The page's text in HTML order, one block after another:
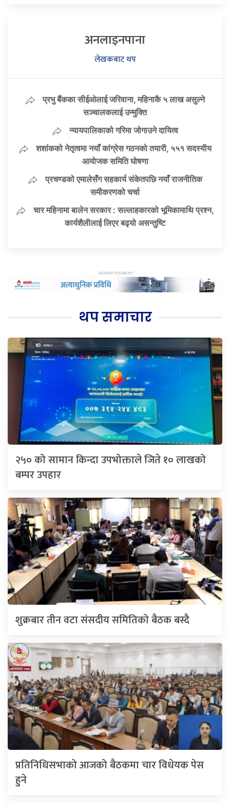
अनलाइनपाना
लेखकबाट थप
प्रभु बैंकका सीईओलाई जरिवाना, महिनाकै ५ लाख असुल्ने
सञ्चालकलाई उन्मुक्ति
न्यायपालिकाको गरिमा जोगाउने दायित्व
शशांकको नेतृत्वमा नयाँ कांग्रेस गठनको तयारी, ५५१ सदस्यीय
आयोजक समिति घोषणा
प्रचण्डको एमालेसँग सहकार्य संकेतपछि नयाँ राजनीतिक
समीकरणको चर्चा
चार महिनामा बालेन सरकार : सल्लाहकारको भूमिकामाथि प्रश्न,
कार्यशैलीलाई लिएर बढ्यो असन्तुष्टि
थप समाचार
२५० को सामान किन्दा उपभोक्ताले जिते १० लाखको
बम्पर उपहार
शुक्रबार तीन वटा संसदीय समितिको बैठक बस्दै
प्रतिनिधिसभाको आजको बैठकमा चार विधेयक पेस
हुने